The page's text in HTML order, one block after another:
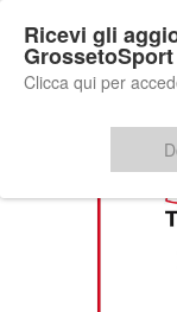
Ricevi gli
GrossetoSport
Clicca qui per